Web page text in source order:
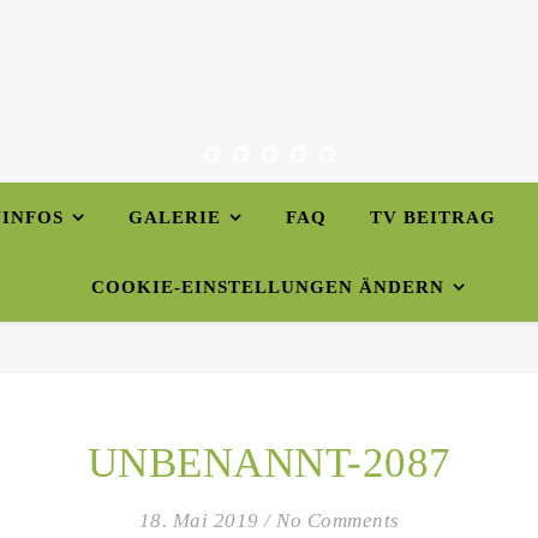
GALERIE FAQ TV BEITRAG
COOKIE-EINSTELLUNGEN ÄNDERN
UNBENANNT-2087
18. Mai 2019 / No Comments